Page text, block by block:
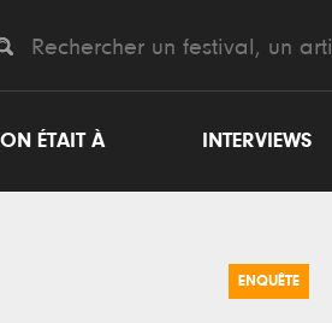
ON ÉTAIT À INTERVIEWS
ENQUÊTE